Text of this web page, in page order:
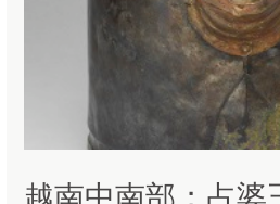
越南中南部；占